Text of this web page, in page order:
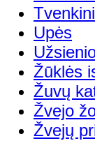
Upės
Žūklės
Žuvų
Žvejo
Žvejų